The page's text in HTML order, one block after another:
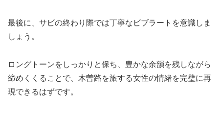
最後に、サビの終わり際では丁寧なビブラートを意識しま
しょう。
ロングトーンをしっかりと保ち、豊かな余韻を残しながら
締めくくることで、木曽路を旅する女性の情緒を完璧に再
現できるはずです。